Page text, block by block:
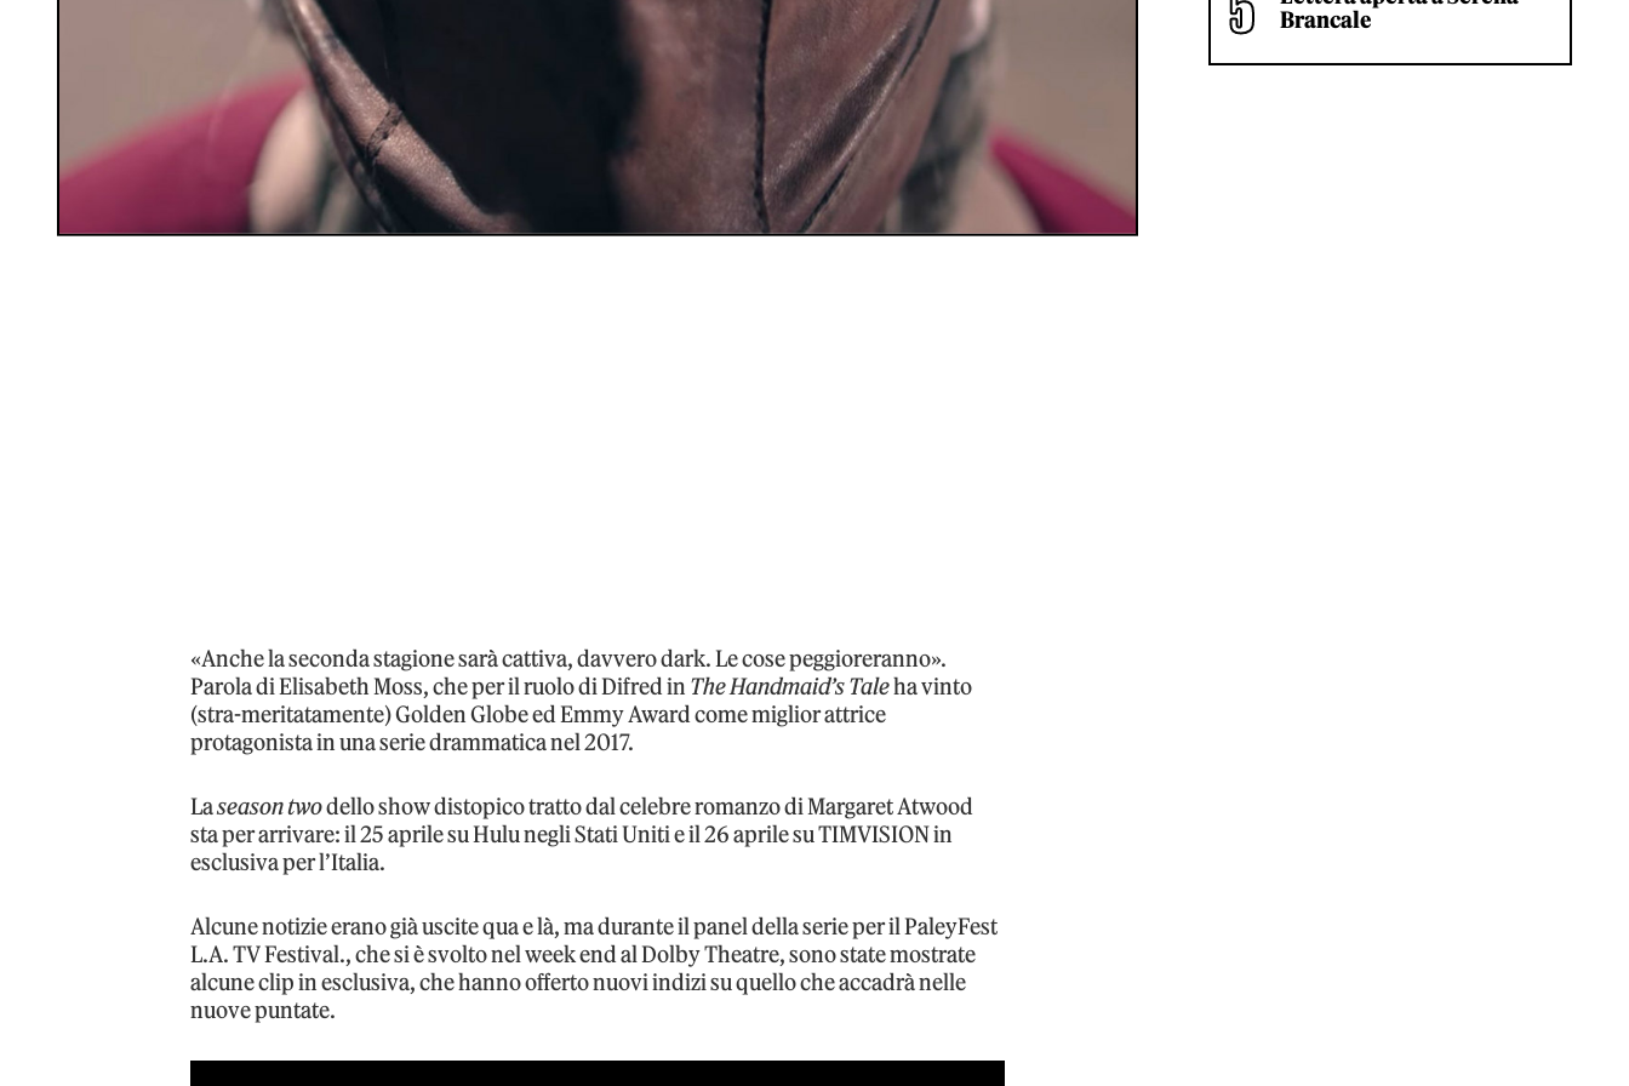
«Anche la seconda stagione sarà cattiva, davvero dark. Le cose peggioreranno».
Parola di Elisabeth Moss, che per il ruolo di Difred in The Handmaid’s Taleha vinto
(stra-meritatamente) Golden Globe ed Emmy Award come miglior attrice
protagonista in una serie drammatica nel 2017.
Laseason twodello show distopico tratto dal celebre romanzo di Margaret Atwood
sta per arrivare: il 25 aprile su Hulu negli Stati Uniti e il 26 aprile su TIMVISION in
esclusiva per l’Italia.
Alcune notizie erano già uscite qua e là, ma durante il panel della serie per il PaleyFest
L.A. TV Festival., che si è svolto nel week end al Dolby Theatre, sono state mostrate
alcune clip in esclusiva, che hanno offerto nuovi indizi su quello che accadrà nelle
nuove puntate.
Brancale